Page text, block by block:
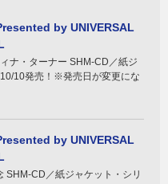
by UNIVERSAL
ナ・ターナー SHM-CD／紙ジ
10発売！※発売日が変更にな
by UNIVERSAL
SHM-CD／紙ジャケット・シリ